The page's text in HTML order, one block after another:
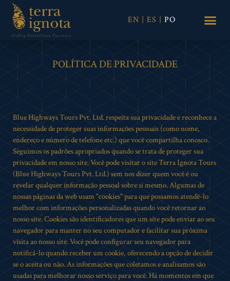
EN ES PO
POLÍTICA DE PRIVACIDADE
Blue Highways Tours Pvt. Ltd. respeita sua privacidade e reconhece a
necessidade de proteger suas informações pessoais (como nome,
endereço e número de telefone etc.) que você compartilha conosco.
Seguimos os padrões apropriados quando se trata de proteger sua
privacidade em nosso site. Você pode visitar o site Terra Ignota Tours
(Blue Highways Tours Pvt. Ltd.) sem nos dizer quem você é ou
revelar qualquer informação pessoal sobre si mesmo. Algumas de
nossas páginas da web usam "cookies" para que possamos atendê-lo
melhor com informações personalizadas quando você retornar ao
nosso site. Cookies são identificadores que um site pode enviar ao seu
navegador para manter no seu computador e facilitar sua próxima
visita ao nosso site. Você pode configurar seu navegador para
notificá-lo quando receber um cookie, oferecendo a opção de decidir
se o aceita ou não. As informações que coletamos e analisamos são
usadas para melhorar nosso serviço para você. Há momentos em que